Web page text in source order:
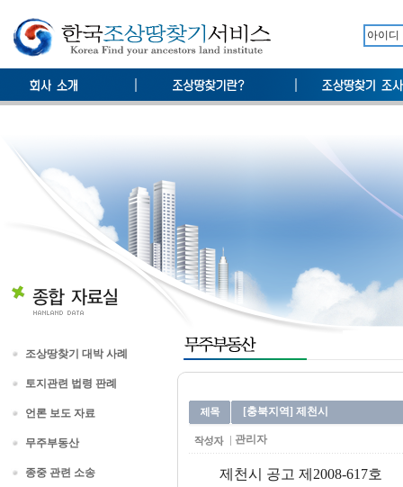
조상땅찾기 대박 사례
토지관련 법령 판례
언론 보도 자료
무주부동산
종중 관련 소송
[충북지역] 제천시
관리자
제천시 공고 제2008-617호